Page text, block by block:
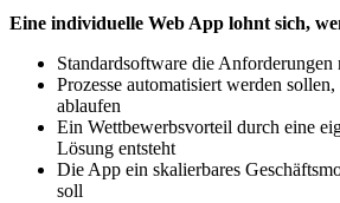
Eine individuelle Web App lohnt sich,
Standardsoftware die
Prozesse automatisiert werden
ablaufen
Ein Wettbewerbsvorteil durch eine
Lösung entsteht
Die App ein skalierbares
soll